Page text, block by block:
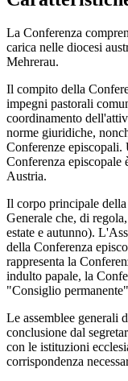
La Conferenza
carica nelle diocesi
Mehrerau.
Il compito della
impegni pastorali
coordinamento
norme giuridiche,
Conferenze episcopali.
Conferenza episcopale
Austria.
Il corpo principale
Generale che, di
estate e autunno).
della Conferenza
rappresenta la
indulto papale, la
"Consiglio
Le assemblee generali
conclusione dal
con le istituzioni
corrispondenza